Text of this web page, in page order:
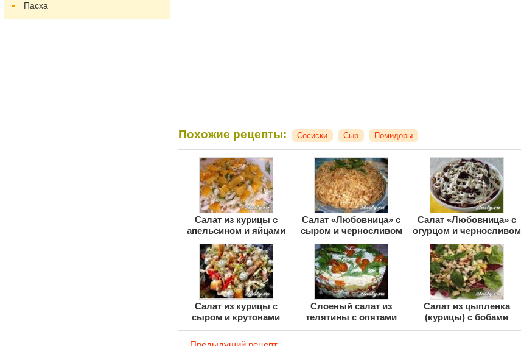
Похожие рецепты: Сосиски Сыр Помидоры
Салат из курицы с
апельсином и яйцами
Салат «Любовница» с
сыром и черносливом
Салат «Любовница» с
огурцом и черносливом
Салат из курицы с
сыром и крутонами
«Ревнивец»
Слоеный салат из
телятины с опятами
Салат из цыпленка
(курицы) с бобами
Пасха